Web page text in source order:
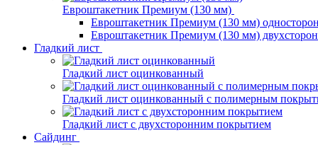
Евроштакетник Премиум (130 мм)
Евроштакетник Премиум (130 мм)
Евроштакетник Премиум (130 мм)
Гладкий лист
Гладкий лист оцинкованный
Гладкий лист оцинкованный с полимерным
Гладкий лист с двухсторонним покрытием
Сайдинг